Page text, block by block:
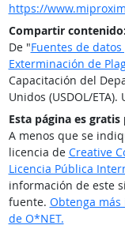
https://
Compartir contenido:
De "Fuentes de
Exterminación de
Capacitación del
Unidos (USDOL/
Esta página es
A menos que se
licencia de Creative
Licencia Pública
información de este
fuente. Obtenga
de O*NET.